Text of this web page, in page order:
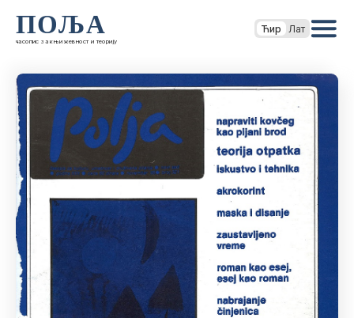
ПОЉА
часопис за књижевност и теорију
Ћир Лат